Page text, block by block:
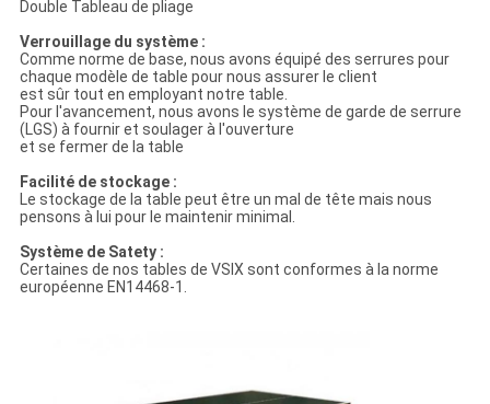
Double Tableau de pliage
Verrouillage du système :
Comme norme de base, nous avons équipé des serrures pour
chaque modèle de table pour nous assurer le client
est sûr tout en employant notre table.
Pour l'avancement, nous avons le système de garde de serrure
(LGS) à fournir et soulager à l'ouverture
et se fermer de la table
Facilité de stockage :
Le stockage de la table peut être un mal de tête mais nous
pensons à lui pour le maintenir minimal.
Système de Satety :
Certaines de nos tables de VSIX sont conformes à la norme
européenne EN14468-1.